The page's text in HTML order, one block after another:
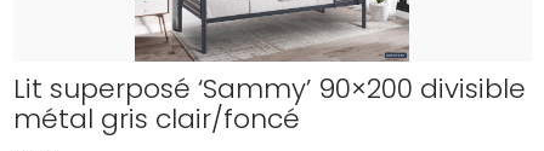
Lit superposé ‘Sammy’ 90×200 divisible
métal gris clair/foncé